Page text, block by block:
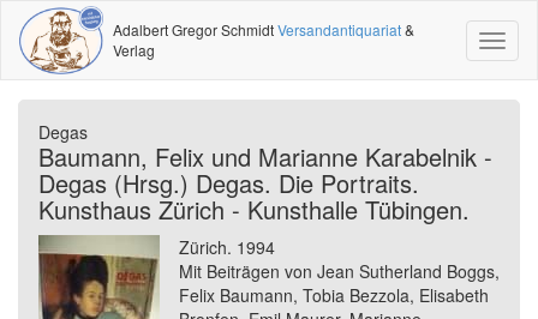
Adalbert Gregor SchmidtVersandantiquariat&
Verlag
Degas
Baumann, Felix und Marianne Karabelnik -
Degas (Hrsg.) Degas. Die Portraits.
Kunsthaus Zürich - Kunsthalle Tübingen.
Zürich. 1994
Mit Beiträgen von Jean Sutherland Boggs,
Felix Baumann, Tobia Bezzola, Elisabeth